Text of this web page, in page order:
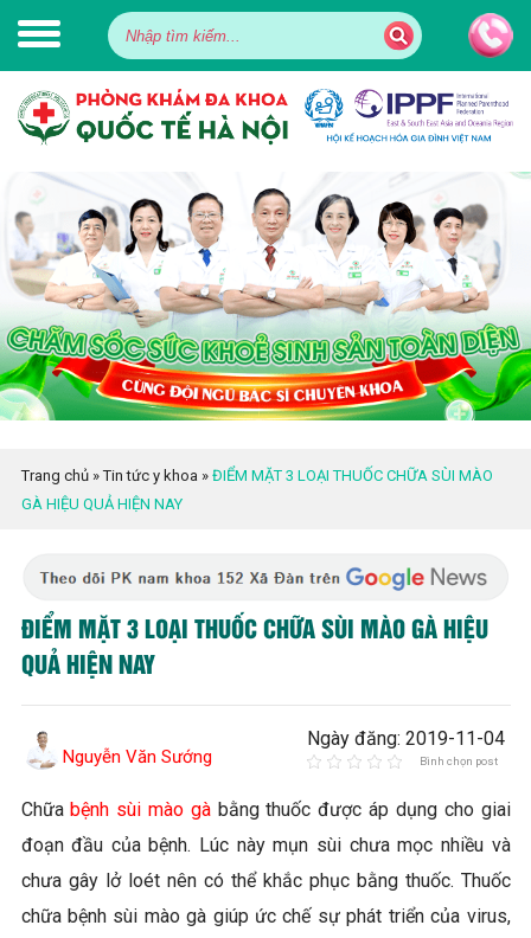
Trang chủ»Tin tức y khoa » ĐIỂM MẶT 3 LOẠI THUỐC CHỮA SÙI MÀO
GÀ HIỆU QUẢ HIỆN NAY
ĐIỂM MẶT 3 LOẠI THUỐC CHỮA SÙI MÀO GÀ HIỆU
QUẢ HIỆN NAY
Nguyễn Văn Sướng
Ngày đăng: 2019-11-04
Bình chọn post
Chữabệnh sùi mào gàbằng thuốc được áp dụng cho giai
đoạn đầu của bệnh. Lúc này mụn sùi chưa mọc nhiều và
chưa gây lở loét nên có thể khắc phục bằng thuốc. Thuốc
chữa bệnh sùi mào gà giúp ức chế sự phát triển của virus,